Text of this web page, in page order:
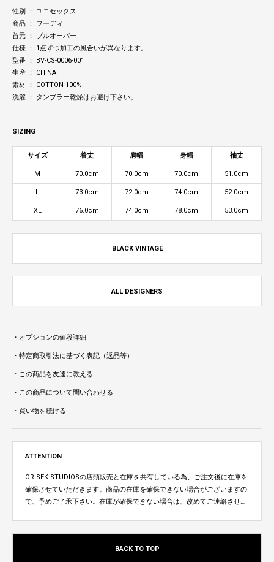
性別 ： ユニセックス
商品 ： フーディ
首元 ： プルオーバー
仕様 ： 1点ずつ加工の風合いが異なります。
型番 ： BV-CS-0006-001
生産 ： CHINA
素材 ： COTTON 100%
洗濯 ： タンブラー乾燥はお避け下さい。
SIZING
サイズ 着丈 肩幅 身幅 袖丈
M 70.0cm 70.0cm 70.0cm 51.0cm
L 73.0cm 72.0cm 74.0cm 52.0cm
XL 76.0cm 74.0cm 78.0cm 53.0cm
BLACK VINTAGE
ALL DESIGNERS
・オプションの値段詳細
・特定商取引法に基づく表記（返品等）
・この商品を友達に教える
・この商品について問い合わせる
・買い物を続ける
ATTENTION
ORISEK.STUDIOSの店頭販売と在庫を共有している為、ご注文後に在庫を
確保させていただきます。商品の在庫を確保できない場合がございますの
で、予めご了承下さい。在庫が確保できない場合は、改めてご連絡させて
BACK TO TOP